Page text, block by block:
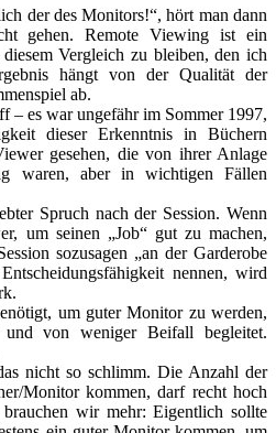
der des Monitors!“, hört man dann
gehen. Remote Viewing ist ein
Vergleich zu bleiben, den ich
hängt von der Qualität der
ab.
– es war ungefähr im Sommer 1997,
dieser Erkenntnis in Büchern
gesehen, die von ihrer Anlage
waren, aber in wichtigen Fällen
Spruch nach der Session. Wenn
um seinen „Job“ gut zu machen,
sozusagen „an der Garderobe
nennen, wird
um guter Monitor zu werden,
und von weniger Beifall begleitet.
nicht so schlimm. Die Anzahl der
Monitor kommen, darf recht hoch
wir mehr: Eigentlich sollte